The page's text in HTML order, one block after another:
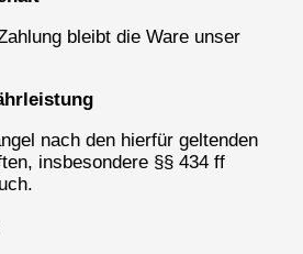
bleibt die Ware unser
nach den hierfür geltenden
insbesondere §§ 434 ff